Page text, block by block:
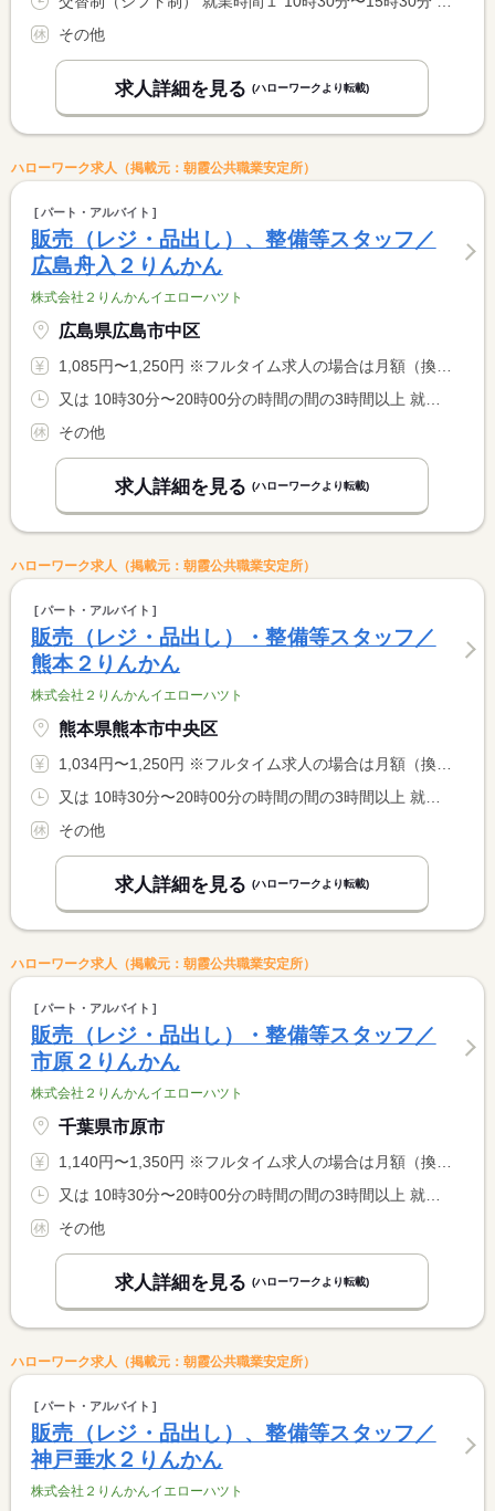
その他
求人詳細を見る (ハローワークより転載)
ハローワーク求人（掲載元：朝霞公共職業安定所）
パート・アルバイト
販売（レジ・品出し）、整備等スタッフ／
広島舟入２りんかん
株式会社２りんかんイエローハツト
広島県広島市中区
1,085円〜1,250円 ※フルタイム求人の場合は月額（換算額）、パート求人の場合は時間額を表示しています。
その他
求人詳細を見る (ハローワークより転載)
ハローワーク求人（掲載元：朝霞公共職業安定所）
パート・アルバイト
販売（レジ・品出し）・整備等スタッフ／
熊本２りんかん
株式会社２りんかんイエローハツト
熊本県熊本市中央区
1,034円〜1,250円 ※フルタイム求人の場合は月額（換算額）、パート求人の場合は時間額を表示しています。
その他
求人詳細を見る (ハローワークより転載)
ハローワーク求人（掲載元：朝霞公共職業安定所）
パート・アルバイト
販売（レジ・品出し）・整備等スタッフ／
市原２りんかん
株式会社２りんかんイエローハツト
千葉県市原市
1,140円〜1,350円 ※フルタイム求人の場合は月額（換算額）、パート求人の場合は時間額を表示しています。
その他
求人詳細を見る (ハローワークより転載)
ハローワーク求人（掲載元：朝霞公共職業安定所）
パート・アルバイト
販売（レジ・品出し）、整備等スタッフ／
神戸垂水２りんかん
株式会社２りんかんイエローハツト